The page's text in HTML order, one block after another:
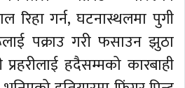
रिहा गर्न, घटनास्थलमा पुगी
पक्राउ गरी फसाउन झुठा
प्रहरीलाई हदैसम्मको कारबाही